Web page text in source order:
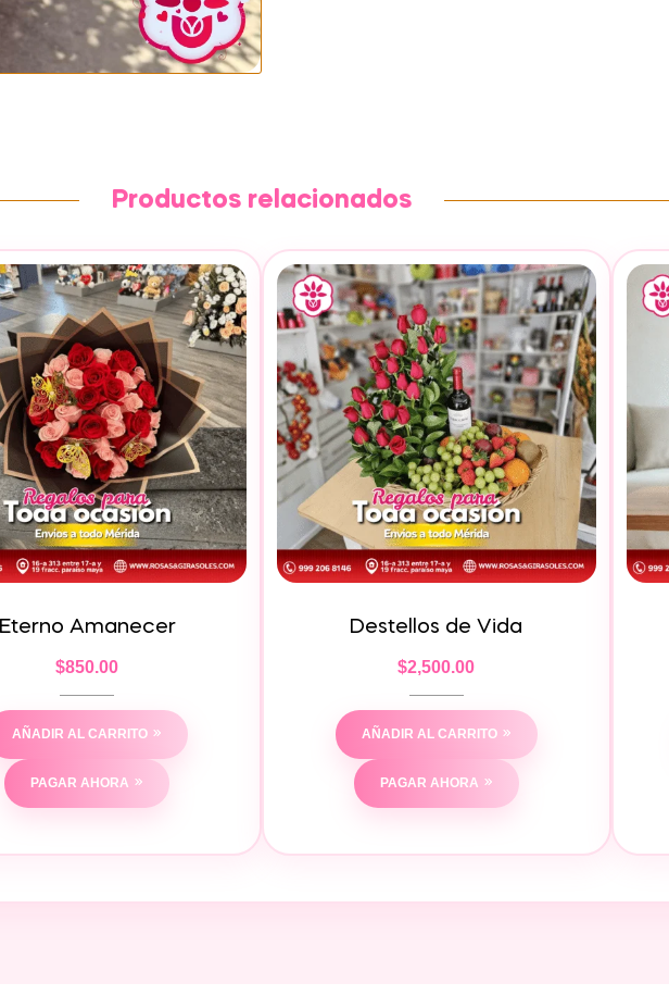
Productos relacionados
Eterno Amanecer
$850.00
AÑADIR AL CARRITO
PAGAR AHORA
Destellos de Vida
$2,500.00
AÑADIR AL CARRITO
PAGAR AHORA